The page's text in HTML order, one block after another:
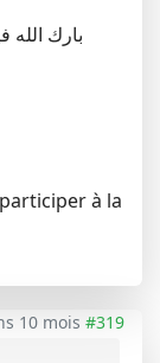
بارك
à la
10 mois #319